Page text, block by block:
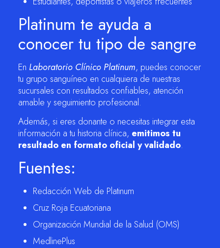
Platinum te ayuda a
conocer tu tipo de sangre
En Laboratorio Clínico Platinum, puedes conocer
tu grupo sanguíneo en cualquiera de nuestras
sucursales con resultados confiables, atención
amable y seguimiento profesional.
Además, si eres donante o necesitas integrar esta
información a tu historia clínica, emitimos tu
resultado en formato oficial y validado.
Fuentes:
Redacción Web de Platinum
Cruz Roja Ecuatoriana
Organización Mundial de la Salud (OMS)
MedlinePlus